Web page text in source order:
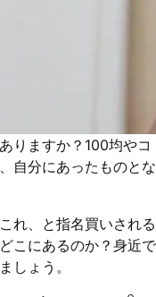
りますか？100均やコ
自分にあったものとな
れ、と指名買いされる
こにあるのか？身近で
しょう。